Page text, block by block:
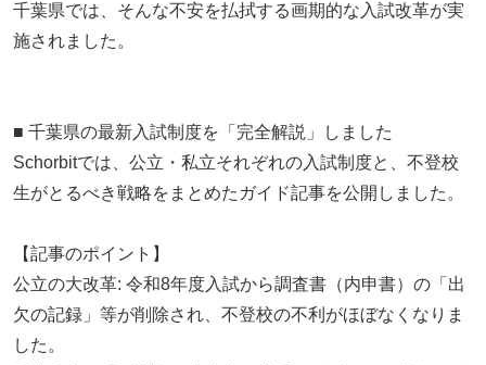
千葉県では、そんな不安を払拭する画期的な入試改革が実
施されました。
■ 千葉県の最新入試制度を「完全解説」しました
Schorbitでは、公立・私立それぞれの入試制度と、不登校
生がとるべき戦略をまとめたガイド記事を公開しました。
【記事のポイント】
公立の大改革: 令和8年度入試から調査書（内申書）の「出
欠の記録」等が削除され、不登校の不利がほぼなくなりま
した。